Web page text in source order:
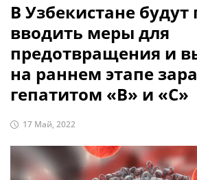
В Узбекистане будут
вводить меры для
предотвращения и
на раннем этапе
гепатитом «В» и «С»
17 Май, 2022